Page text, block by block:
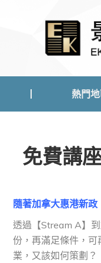
熱門
免費講
隨著加拿大惠港新
透過【Stream A】
份，再滿足條件，
業，又該如何策劃？
熱門地